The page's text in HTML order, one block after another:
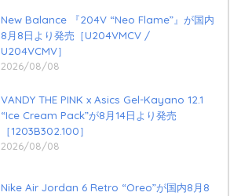
New Balance 『204V “Neo Flame”』が国内
8月8日より発売［U204VMCV /
U204VCMV］
2026/08/08
VANDY THE PINK x Asics Gel-Kayano 12.1
“Ice Cream Pack”が8月14日より発売
［1203B302.100］
2026/08/08
Nike Air Jordan 6 Retro “Oreo”が国内8月8